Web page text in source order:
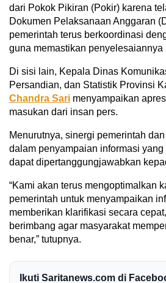
dari Pokok Pikiran (Pokir) karena
Dokumen Pelaksanaan Anggaran
pemerintah terus berkoordinasi
guna memastikan penyelesaiannya
Di sisi lain, Kepala Dinas
Persandian, dan Statistik Provinsi
Chandra Sari menyampaikan
masukan dari insan pers.
Menurutnya, sinergi pemerintah
dalam penyampaian informasi yang
dapat dipertanggungjawabkan
“Kami akan terus mengoptimalkan
pemerintah untuk menyampaikan
memberikan klarifikasi secara
berimbang agar masyarakat
benar,” tutupnya.
Ikuti Saritanews.com di